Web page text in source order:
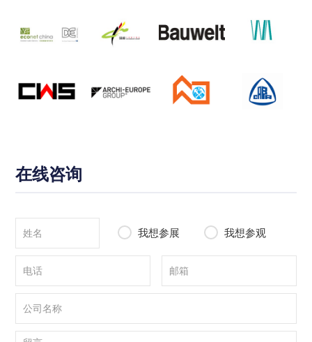
在线咨询
我想参展 我想参观